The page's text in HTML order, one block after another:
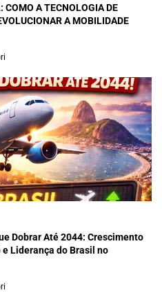
COMO A TECNOLOGIA DE
A MOBILIDADE
Dobrar Até 2044: Crescimento
Liderança do Brasil no